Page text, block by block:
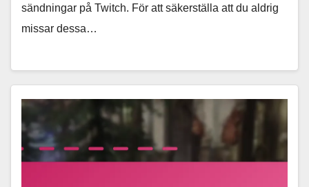
sändningar på Twitch. För att säkerställa att du aldrig
missar dessa…